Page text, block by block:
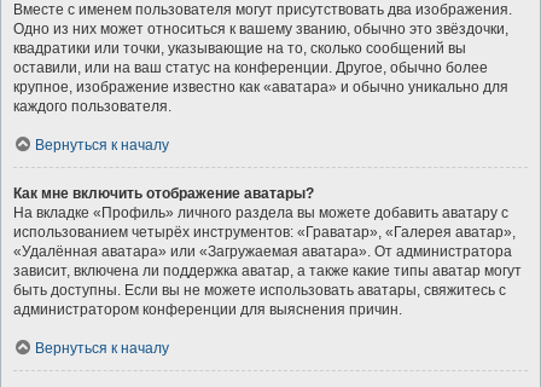
Вместе с именем пользователя могут присутствовать два изображения.
Одно из них может относиться к вашему званию, обычно это звёздочки,
квадратики или точки, указывающие на то, сколько сообщений вы
оставили, или на ваш статус на конференции. Другое, обычно более
крупное, изображение известно как «аватара» и обычно уникально для
каждого пользователя.
Вернуться к началу
Как мне включить отображение аватары?
На вкладке «Профиль» личного раздела вы можете добавить аватару с
использованием четырёх инструментов: «Граватар», «Галерея аватар»,
«Удалённая аватара» или «Загружаемая аватара». От администратора
зависит, включена ли поддержка аватар, а также какие типы аватар могут
быть доступны. Если вы не можете использовать аватары, свяжитесь с
администратором конференции для выяснения причин.
Вернуться к началу